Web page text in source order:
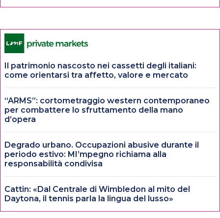
Il patrimonio nascosto nei cassetti degli italiani:
come orientarsi tra affetto, valore e mercato
“ARMS”: cortometraggio western contemporaneo
per combattere lo sfruttamento della mano
d’opera
Degrado urbano. Occupazioni abusive durante il
periodo estivo: MI’mpegno richiama alla
responsabilità condivisa
Cattin: «Dal Centrale di Wimbledon al mito del
Daytona, il tennis parla la lingua del lusso»